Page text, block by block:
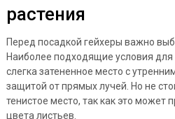
растения
Перед посадкой гейхеры важно
Наиболее подходящие условия для
слегка затененное место с
защитой от прямых лучей. Но не
тенистое место, так как это может
цвета листьев.